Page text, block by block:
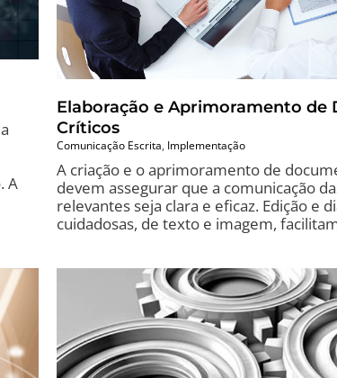
A
Elaboração e Aprimoramento de
Críticos
Comunicação Escrita, Implementação
A criação e o aprimoramento de
devem assegurar que a comunicação
relevantes seja clara e eficaz. Edição e
cuidadosas, de texto e imagem,